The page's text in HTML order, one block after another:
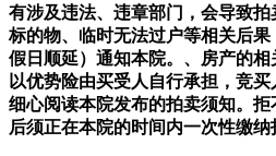
有涉及违法、违章部门，会导致
标的物、临时无法过户等相关后
假日顺延）通知本院。、房产的相
以优势险由买受人自行承担，竞
细心阅读本院发布的拍卖须知。
后须正在本院的时间内一次性缴纳